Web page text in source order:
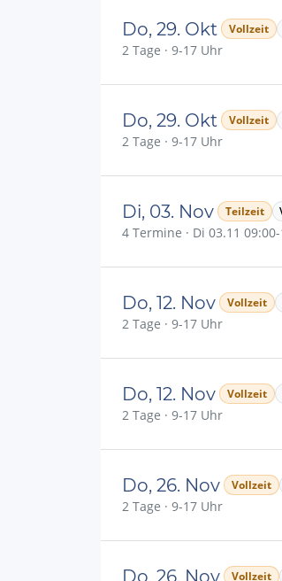
Do, 29. Okt Vollzeit
2 Tage · 9-17 Uhr
Do, 29. Okt Vollzeit
2 Tage · 9-17 Uhr
Di, 03. Nov Teilzeit
4 Termine · Di 03.11
Do, 12. Nov Vollzeit
2 Tage · 9-17 Uhr
Do, 12. Nov Vollzeit
2 Tage · 9-17 Uhr
Do, 26. Nov Vollzeit
2 Tage · 9-17 Uhr
Do, 26. Nov Vollzeit